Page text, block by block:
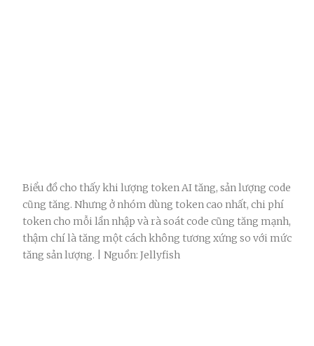
Biểu đồ cho thấy khi lượng token AI tăng, sản lượng code
cũng tăng. Nhưng ở nhóm dùng token cao nhất, chi phí
token cho mỗi lần nhập và rà soát code cũng tăng mạnh,
thậm chí là tăng một cách không tương xứng so với mức
tăng sản lượng. | Nguồn: Jellyfish